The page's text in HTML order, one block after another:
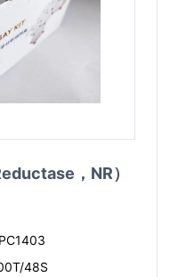
，NR）
48S